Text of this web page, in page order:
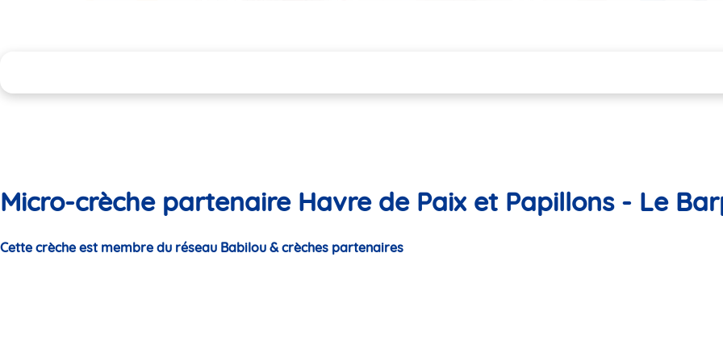
Micro-crèche partenaire Havre de Paix et Papillons - Le
Cette crèche est membre du réseau Babilou & crèches partenaires